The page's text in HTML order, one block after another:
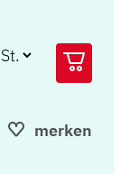
merken